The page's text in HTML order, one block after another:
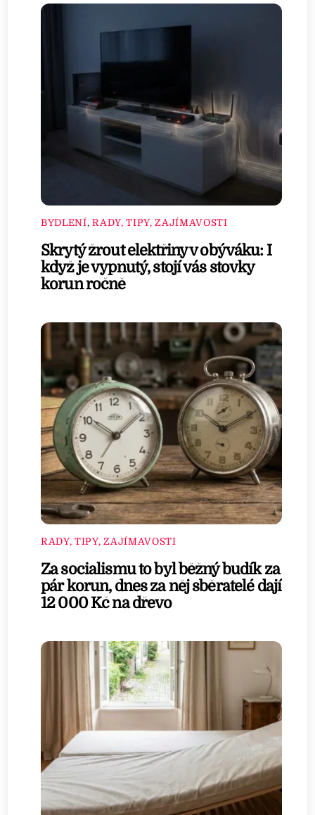
BYDLENÍ,RADY, TIPY, ZAJÍMAVOSTI
Skrytý žrout elektřiny v obýváku: I
když je vypnutý, stojí vás stovky
korun ročně
RADY, TIPY, ZAJÍMAVOSTI
Za socialismu to byl běžný budík za
pár korun, dnes za něj sběratelé dají
12 000 Kč na dřevo